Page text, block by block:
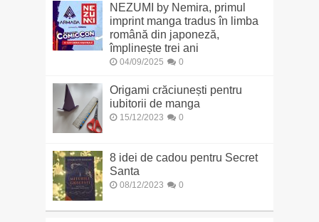
NEZUMI by Nemira, primul
imprint manga tradus în limba
română din japoneză,
împlinește trei ani
04/09/2025 0
Origami crăciunești pentru
iubitorii de manga
15/12/2023 0
8 idei de cadou pentru Secret
Santa
08/12/2023 0